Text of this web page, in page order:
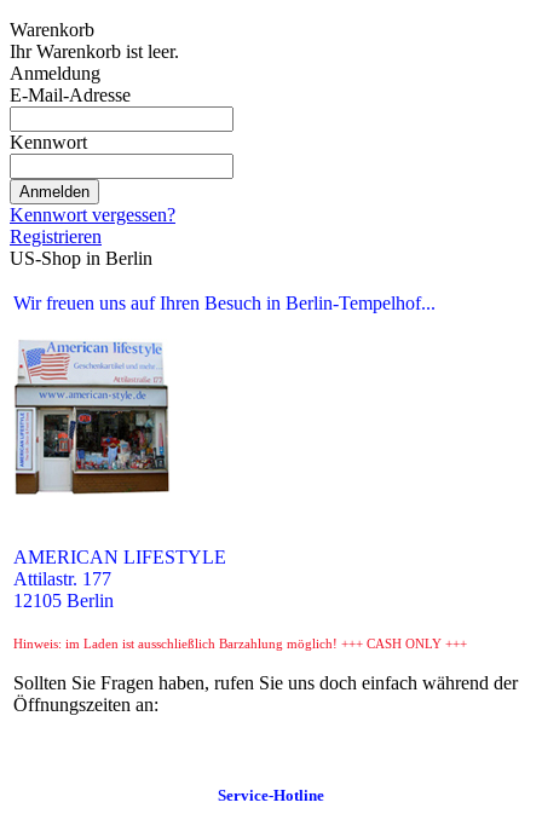
Warenkorb
Ihr Warenkorb ist leer.
Anmeldung
E-Mail-Adresse
Kennwort
Anmelden
Kennwort vergessen?
Registrieren
US-Shop in Berlin
Wir freuen uns auf Ihren Besuch in Berlin-Tempelhof...
AMERICAN LIFESTYLE
Attilastr. 177
12105 Berlin
Hinweis: im Laden ist ausschließlich Barzahlung möglich! +++ CASH ONLY +++
Sollten Sie Fragen haben, rufen Sie uns doch einfach während der
Öffnungszeiten an:
Service-Hotline